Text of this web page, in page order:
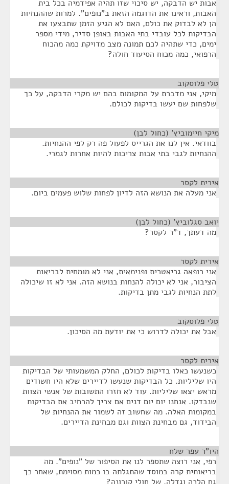
אבות יש הדבקה, יש סיכוי שזו תהיה אפידמיה בכל בית
האבות, וראינו את הדוגמה הזאת ב"נופים". למרות שההנחיות
הן לא לבדוק את כולם, האם לא הגיע הזמן שתבצעו את
הבדיקות לכל עובדי בתי האבות באופן סדיר, מידי מספר
ימים, כדי שתהיה לכם תמונה מצב מדויקת כמה מהכוח
הרפואי, כמה מכוח הסיעוד חולה?
טלי פלוסקוב
מיקי, אני מדברת על המקומות בהם יש מקרי הדבקה, על כך
שלפחות שם יעשו בדיקות לכולם.
מיקי חיימוביץ' (כחול לבן)
בוודאי. אין לנו את הגרייס לפעול פה רק לפי ההנחיות.
ההנחיות לגבי בתי אבות צריכות להיות אחרות לגמרי.
אירית לקסר
אני מעלה את הנושא הזה לדיון לפחות שלוש פעמים ביום.
יואב סגלוביץ' (כחול לבן)
מה דעתך, ד"ר לקסר?
אירית לקסר
אני רופאה גריאטרית ופנימאית, אני לא מומחית לבריאות
הציבור, אני לא יכולה להנחות בנושא הזה. אני לא זו שיכולה
לתת הנחיות לגבי מתן בדיקות.
טלי פלוסקוב
אבל את יכולה לדרוש כי את יודעת מה הסיכון.
אירית לקסר
כשנעשו כאלו בדיקות לכולם, החלק המשמעותי של הבדיקות
היו שליליות. כל הבדיקות שנעשו לדיירים שלא היו חשודים
מראש יצאו שליליות. עוד לא חזרו התשובות של אנשי הצוות
שנבדקו. אנחנו יום יום דנים אם צריך להרחיב את הבדיקות
במקומות האלה. מה שחשוב זה לשמור את ההנחיות של
הבידוד, גם מבחינת הצוות וגם מבחינת הדיירים.
היו"ר עפר שלח
רפי, אני רוצה שתספר לנו את הסיפור של "נופים". מה
בריאותית קרה במוסד שהתגלתה בו כמות מסוימת, שאחר כך